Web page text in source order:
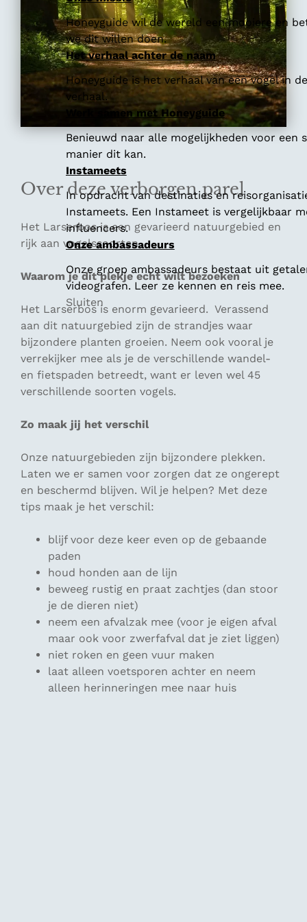
Honeyguide wil de wereld een mooiere en
we dit willen doen.
Het verhaal achter de naam
Honeyguide is het verhaal van een vogel in
verhaal.
Werk samen met Honeyguide
Benieuwd naar alle mogelijkheden voor een
manier dit kan.
Instameets
In opdracht van destinaties en
Instameets. Een Instameet is vergelijkbaar
influencers.
Onze ambassadeurs
Onze groep ambassadeurs bestaat uit
videografen. Leer ze kennen en reis mee.
Sluiten
Over deze verborgen parel
Het Larserbos is een gevarieerd natuurgebied en
rijk aan vogelssoorten.
Waarom je dit plekje echt wilt bezoeken
Het Larserbos is enorm gevarieerd. Verassend
aan dit natuurgebied zijn de strandjes waar
bijzondere planten groeien. Neem ook vooral je
verrekijker mee als je de verschillende wandel-
en fietspaden betreedt, want er leven wel 45
verschillende soorten vogels.
Zo maak jij het verschil
Onze natuurgebieden zijn bijzondere plekken.
Laten we er samen voor zorgen dat ze ongerept
en beschermd blijven. Wil je helpen? Met deze
tips maak je het verschil:
blijf voor deze keer even op de gebaande
paden
houd honden aan de lijn
beweeg rustig en praat zachtjes (dan stoor
je de dieren niet)
neem een afvalzak mee (voor je eigen afval
maar ook voor zwerfafval dat je ziet liggen)
niet roken en geen vuur maken
laat alleen voetsporen achter en neem
alleen herinneringen mee naar huis